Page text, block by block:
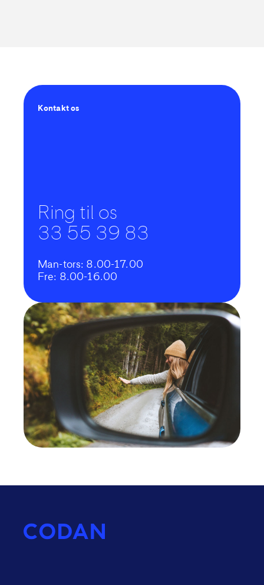
Kontakt os
Ring til os
33 55 39 83
Man-tors: 8.00-17.00
Fre: 8.00-16.00